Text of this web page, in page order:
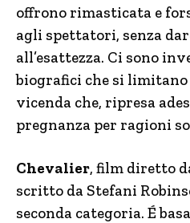
offrono rimasticata e
agli spettatori, senza
all’esattezza. Ci sono
biografici che si
vicenda che, ripresa
pregnanza per ragioni
Chevalier, film diretto
scritto da Stefani
seconda categoria. É